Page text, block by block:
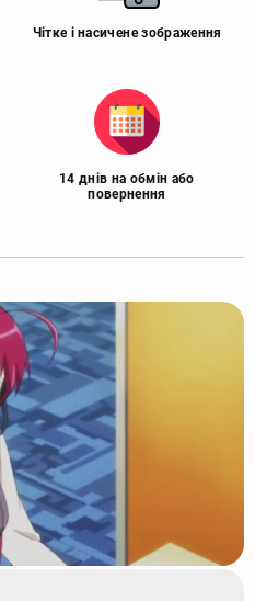
Чітке і насичене зображення
14 днів на обмін або
повернення